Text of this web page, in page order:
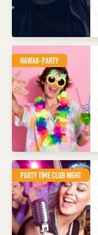
HAWAII-PARTY
PARTY TIME CLUB NIGHT